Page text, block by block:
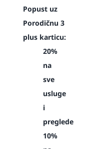
Popust uz
Porodičnu 3
plus karticu:
20%
na
sve
usluge
i
preglede
10%